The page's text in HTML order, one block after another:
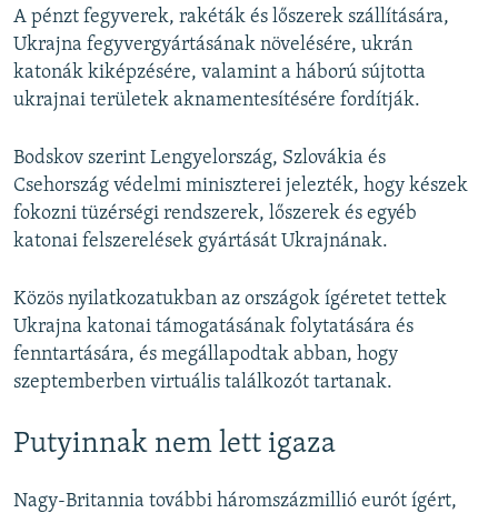
A pénzt fegyverek, rakéták és lőszerek szállítására,
Ukrajna fegyvergyártásának növelésére, ukrán
katonák kiképzésére, valamint a háború sújtotta
ukrajnai területek aknamentesítésére fordítják.
Bodskov szerint Lengyelország, Szlovákia és
Csehország védelmi miniszterei jelezték, hogy készek
fokozni tüzérségi rendszerek, lőszerek és egyéb
katonai felszerelések gyártását Ukrajnának.
Közös nyilatkozatukban az országok ígéretet tettek
Ukrajna katonai támogatásának folytatására és
fenntartására, és megállapodtak abban, hogy
szeptemberben virtuális találkozót tartanak.
Putyinnak nem lett igaza
Nagy-Britannia további háromszázmillió eurót ígért,